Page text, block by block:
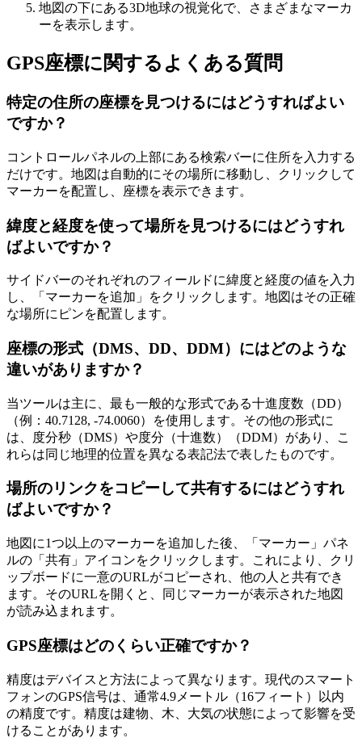
地図の下にある3D地球の視覚化で、さまざまなマーカ
ーを表示します。
GPS座標に関するよくある質問
特定の住所の座標を見つけるにはどうすればよい
ですか？
コントロールパネルの上部にある検索バーに住所を入力する
だけです。地図は自動的にその場所に移動し、クリックして
マーカーを配置し、座標を表示できます。
緯度と経度を使って場所を見つけるにはどうすれ
ばよいですか？
サイドバーのそれぞれのフィールドに緯度と経度の値を入力
し、「マーカーを追加」をクリックします。地図はその正確
な場所にピンを配置します。
座標の形式（DMS、DD、DDM）にはどのような
違いがありますか？
当ツールは主に、最も一般的な形式である十進度数（DD）
（例：40.7128, -74.0060）を使用します。その他の形式に
は、度分秒（DMS）や度分（十進数）（DDM）があり、こ
れらは同じ地理的位置を異なる表記法で表したものです。
場所のリンクをコピーして共有するにはどうすれ
ばよいですか？
地図に1つ以上のマーカーを追加した後、「マーカー」パネ
ルの「共有」アイコンをクリックします。これにより、クリ
ップボードに一意のURLがコピーされ、他の人と共有でき
ます。そのURLを開くと、同じマーカーが表示された地図
が読み込まれます。
GPS座標はどのくらい正確ですか？
精度はデバイスと方法によって異なります。現代のスマート
フォンのGPS信号は、通常4.9メートル（16フィート）以内
の精度です。精度は建物、木、大気の状態によって影響を受
けることがあります。